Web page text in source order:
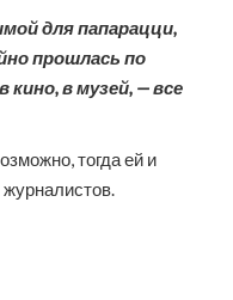
для папарацци,
прошлась по
в музей, — все
тогда ей и